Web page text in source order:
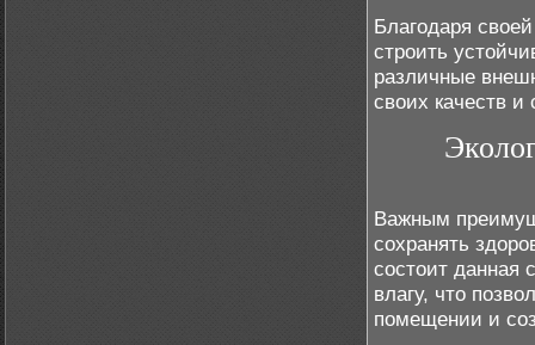
Благодаря
строить
различные
своих качеств и
Важным
сохранять
состоит данная
влагу, что
помещении и